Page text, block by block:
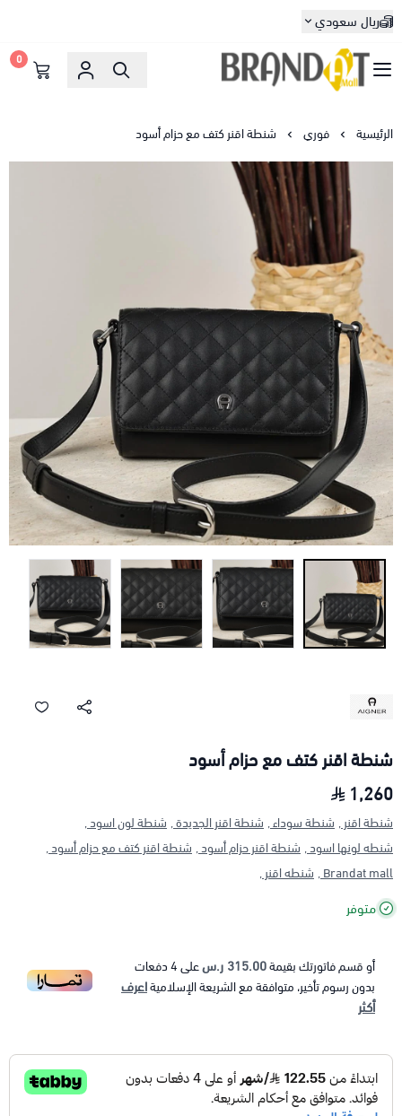
ريال سعودي
براندات مول
0
الرئيسية فوري شنطة اقنر كتف مع حزام أسود
شنطة اقنر كتف مع حزام أسود
1,260
شنطة اقنر , شنطة سوداء , شنطة اقنر الجديدة , شنطة لون اسود ,
شنطه لونها اسود , شنطة اقنر حزام أسود , شنطة اقنر كتف مع حزام أسود ,
Brandat mall , شنطه اقنر ,
متوفر
أو قسم فاتورتك بقيمة315.00 ر.س على4دفعات
بدون رسوم تأخير، متوافقة مع الشريعة الإسلاميةاعرف
أكثر